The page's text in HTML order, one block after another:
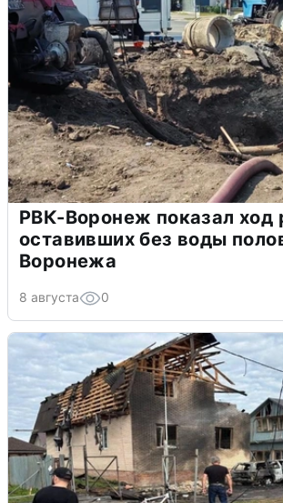
РВК-Воронеж показал ход
оставивших без воды
Воронежа
8 августа 0